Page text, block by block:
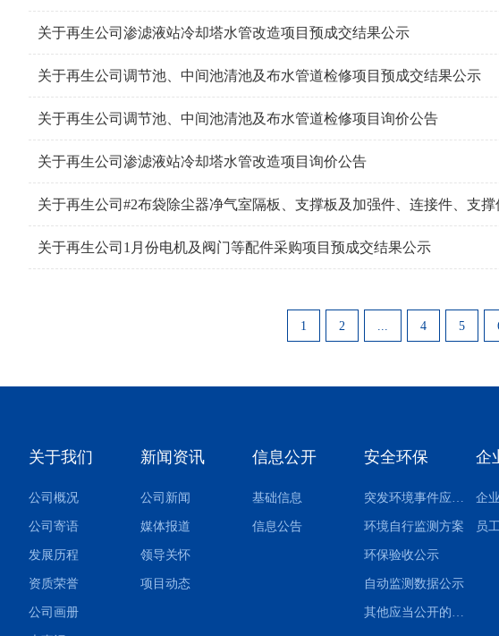
关于再生公司渗滤液站冷却塔水管改造项目预成交结果公示
关于再生公司调节池、中间池清池及布水管道检修项目预成交结果公示
关于再生公司调节池、中间池清池及布水管道检修项目询价公告
关于再生公司渗滤液站冷却塔水管改造项目询价公告
关于再生公司#2布袋除尘器净气室隔板、支撑板及加强件、连接件、支
关于再生公司1月份电机及阀门等配件采购项目预成交结果公示
1 2 ... 4 5
关于我们
公司概况
公司寄语
发展历程
资质荣誉
公司画册
新闻资讯
公司新闻
媒体报道
领导关怀
项目动态
信息公开
基础信息
信息公告
安全环保
突发环境事件应急预案
环境自行监测方案
环保验收公示
自动监测数据公示
其他应当公开的环境信息
企
企
员